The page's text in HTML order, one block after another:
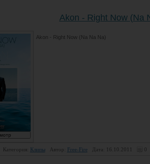
Akon - Right Now (Na
Akon - Right Now (Na Na Na)
Категория: Клипы Автор: Free-Fire Дата: 16.10.2011 0